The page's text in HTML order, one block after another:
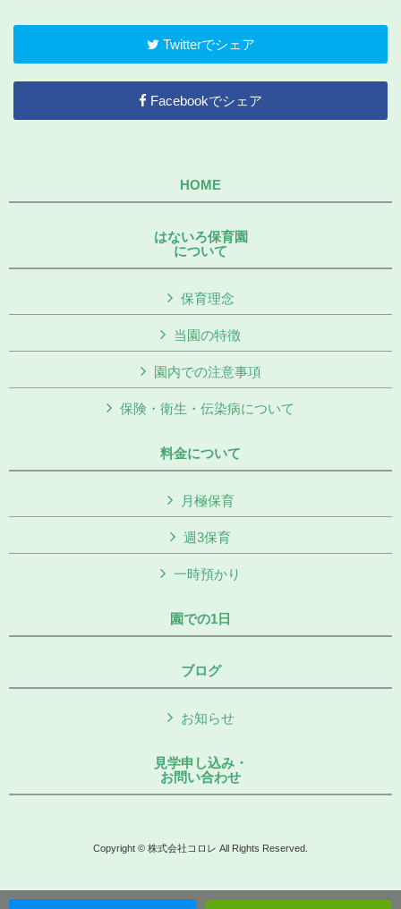
Twitterでシェア
Facebookでシェア
HOME
はないろ保育園
について
保育理念
当園の特徴
園内での注意事項
保険・衛生・伝染病について
料金について
月極保育
週3保育
一時預かり
園での1日
ブログ
お知らせ
見学申し込み・
お問い合わせ
Copyright © 株式会社コロレ All Rights Reserved.